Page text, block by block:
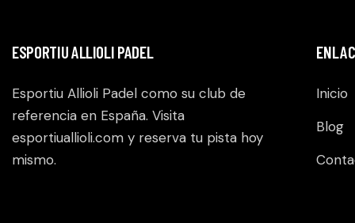
ESPORTIU ALLIOLI PADEL
Esportiu Allioli Padel como su club de
referencia en España. Visita
esportiuallioli.com y reserva tu pista hoy
mismo.
Inicio
Blog